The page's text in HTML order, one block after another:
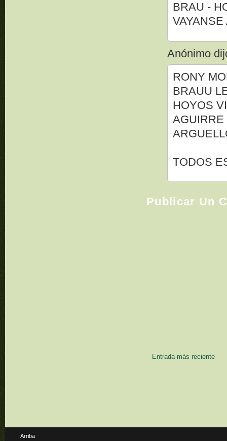
BRAU -
Anónimo
RONY
BRAUU
HOYOS
TODOS
Publicar Un
Entrada más reciente
Arriba